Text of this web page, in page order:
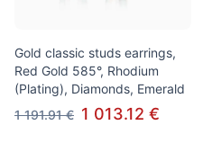
Gold classic studs earrings,
Red Gold 585°, Rhodium
(Plating), Diamonds, Emerald
1 191.91 € 1 013.12 €